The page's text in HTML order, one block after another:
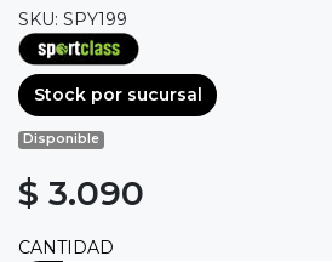
SKU: SPY199
Stock por sucursal
Disponible
$ 3.090
CANTIDAD